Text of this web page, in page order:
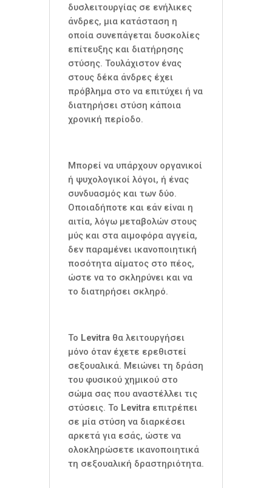
δυσλειτουργίας σε ενήλικες
άνδρες, μια κατάσταση η
οποία συνεπάγεται δυσκολίες
επίτευξης και διατήρησης
στύσης. Τουλάχιστον ένας
στους δέκα άνδρες έχει
πρόβλημα στο να επιτύχει ή να
διατηρήσει στύση κάποια
χρονική περίοδο.
Μπορεί να υπάρχουν οργανικοί
ή ψυχολογικοί λόγοι, ή ένας
συνδυασμός και των δύο.
Οποιαδήποτε και εάν είναι η
αιτία, λόγω μεταβολών στους
μύς και στα αιμοφόρα αγγεία,
δεν παραμένει ικανοποιητική
ποσότητα αίματος στο πέος,
ώστε να το σκληρύνει και να
το διατηρήσει σκληρό.
Το Levitra θα λειτουργήσει
μόνο όταν έχετε ερεθιστεί
σεξουαλικά. Μειώνει τη δράση
του φυσικού χημικού στο
σώμα σας που αναστέλλει τις
στύσεις. Το Levitra επιτρέπει
σε μία στύση να διαρκέσει
αρκετά για εσάς, ώστε να
ολοκληρώσετε ικανοποιητικά
τη σεξουαλική δραστηριότητα.